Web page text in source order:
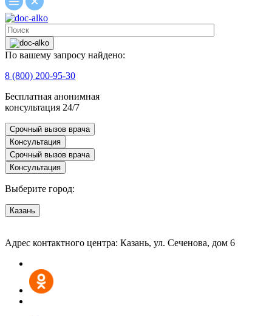
По вашему запросу найдено:
8 (800) 200-95-30
Бесплатная анонимная
консультация 24/7
Срочный вызов врача
Консультация
Срочный вызов врача
Консультация
Выберите город:
Казань
Адрес контактного центра: Казань, ул. Сеченова, дом 6